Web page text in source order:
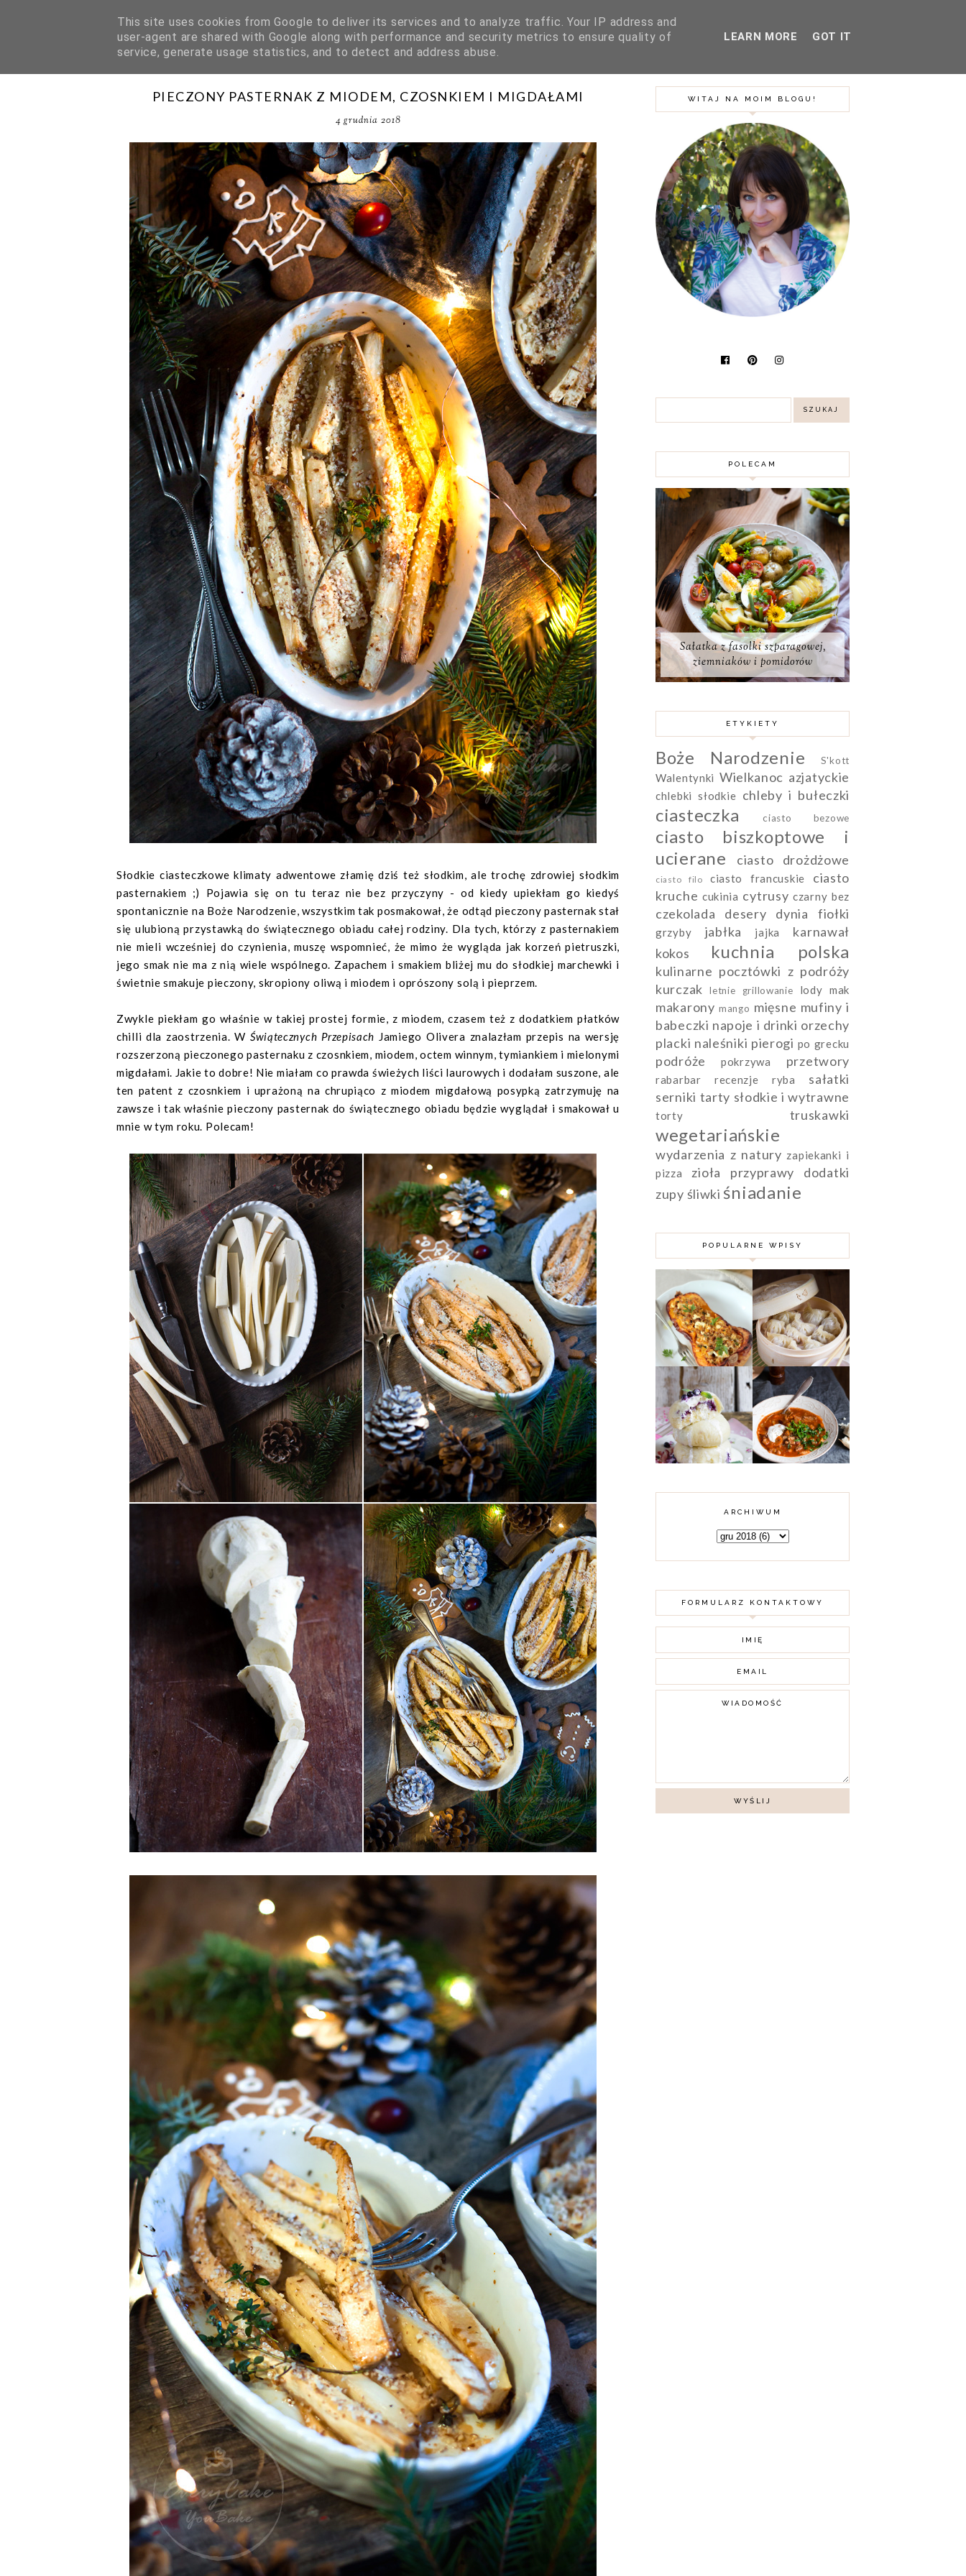
HOME O MNIE WSPÓŁPRACA SZUKAJ BLOG PODRÓŻE
PIECZONY PASTERNAK Z MIODEM, CZOSNKIEM I MIGDAŁAMI
4 grudnia 2018
Słodkie ciasteczkowe klimaty adwentowe złamię dziś też słodkim, ale trochę zdrowiej słodkim
pasternakiem ;) Pojawia się on tu teraz nie bez przyczyny - od kiedy upiekłam go kiedyś
spontanicznie na Boże Narodzenie, wszystkim tak posmakował, że odtąd pieczony pasternak stał
się ulubioną przystawką do świątecznego obiadu całej rodziny. Dla tych, którzy z pasternakiem
nie mieli wcześniej do czynienia, muszę wspomnieć, że mimo że wygląda jak korzeń pietruszki,
jego smak nie ma z nią wiele wspólnego. Zapachem i smakiem bliżej mu do słodkiej marchewki i
świetnie smakuje pieczony, skropiony oliwą i miodem i oprószony solą i pieprzem.
Zwykle piekłam go właśnie w takiej prostej formie, z miodem, czasem też z dodatkiem płatków
chilli dla zaostrzenia. W Świątecznych Przepisach Jamiego Olivera znalazłam przepis na wersję
rozszerzoną pieczonego pasternaku z czosnkiem, miodem, octem winnym, tymiankiem i mielonymi
migdałami. Jakie to dobre! Nie miałam co prawda świeżych liści laurowych i dodałam suszone, ale
ten patent z czosnkiem i uprażoną na chrupiąco z miodem migdałową posypką zatrzymuję na
zawsze i tak właśnie pieczony pasternak do świątecznego obiadu będzie wyglądał i smakował u
mnie w tym roku. Polecam!
WITAJ NA MOIM BLOGU!
POLECAM
Sałatka z fasolki szparagowej,
ziemniaków i pomidorów
ETYKIETY
Boże Narodzenie S'kott
Walentynki Wielkanoc azjatyckie
chlebki słodkie chleby i bułeczki
ciasteczka ciasto bezowe
ciasto biszkoptowe i
ucierane
ciasto drożdżowe
ciasto filo ciasto francuskie
ciasto
kruche cukinia cytrusy czarny bez
czekolada desery dynia fiołki
grzyby jabłka jajka
karnawał
kokos
kuchnia polska
kulinarne pocztówki z podróży
kurczak
letnie grillowanie lody mak
makarony mango mięsne mufiny i
babeczki napoje i drinki orzechy
placki naleśniki pierogi po grecku
podróże pokrzywa przetwory
rabarbar recenzje ryba
sałatki
serniki tarty słodkie i wytrawne
torty truskawki
wegetariańskie
wydarzenia z natury zapiekanki i
pizza
zioła przyprawy dodatki
zupy śliwki śniadanie
POPULARNE WPISY
DYNIA PIŻMOWA
FASZEROWANA
MIĘSEM
MIELONYM,
KUSKUSEM I
FETĄ
CHIŃSKIE
PIEROŻKI DIM
SUM Z MIĘSEM
PAMPUCHY Z
JAGODAMI
KARMUSZKA -
ZUPA GULASZOWA
Z WARMII I
MAZUR
ARCHIWUM
FORMULARZ KONTAKTOWY
This site uses cookies from Google to deliver its services and to analyze traffic. Your IP address and
user-agent are shared with Google along with performance and security metrics to ensure quality of
service, generate usage statistics, and to detect and address abuse.
LEARN MORE GOT IT